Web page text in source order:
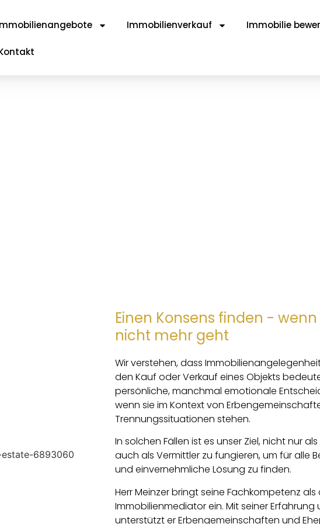
Immobilienverkauf Immobilie
Einen Konsens finden -
nicht mehr geht
Wir verstehen, dass
den Kauf oder Verkauf eines Objekts
persönliche, manchmal emotionale
wenn sie im Kontext von
Trennungssituationen stehen.
In solchen Fällen ist es unser Ziel, nicht nur
auch als Vermittler zu fungieren, um für alle
und einvernehmliche Lösung zu finden.
Herr Meinzer bringt seine Fachkompetenz
Immobilienmediator ein. Mit seiner Erfahrung
unterstützt er Erbengemeinschaften und